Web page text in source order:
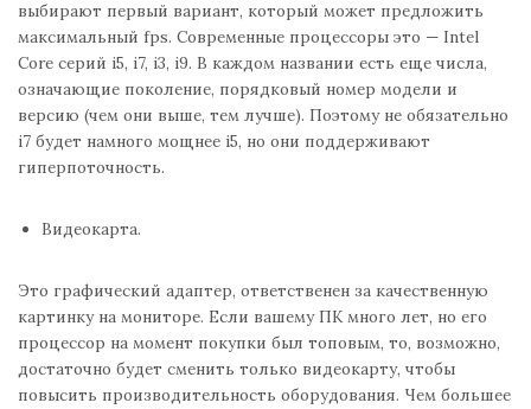
выбирают первый вариант, который может предложить
максимальный fps. Современные процессоры это — Intel
Core серий i5, i7, i3, i9. В каждом названии есть еще числа,
означающие поколение, порядковый номер модели и
версию (чем они выше, тем лучше). Поэтому не обязательно
i7 будет намного мощнее i5, но они поддерживают
гиперпоточность.
Видеокарта.
Это графический адаптер, ответственен за качественную
картинку на мониторе. Если вашему ПК много лет, но его
процессор на момент покупки был топовым, то, возможно,
достаточно будет сменить только видеокарту, чтобы
повысить производительность оборудования. Чем большее